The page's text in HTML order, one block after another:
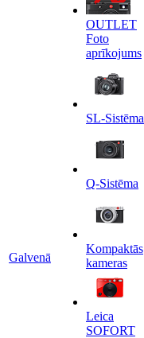
Galvenā
OUTLET
Foto
aprīkojums
SL-Sistēma
Q-Sistēma
Kompaktās
kameras
Leica
SOFORT